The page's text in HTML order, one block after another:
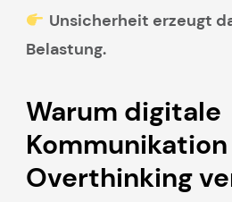
Unsicherheit erzeugt
Belastung.
Warum digitale
Kommunikation
Overthinking